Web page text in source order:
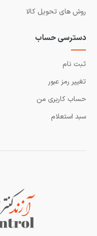
روش های تحویل کالا
دسترسی حساب
ثبت نام
تغییر رمز عبور
حساب کاربری من
سبد استعلام